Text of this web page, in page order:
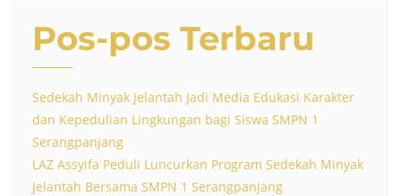
Pos-pos Terbaru
Sedekah Minyak Jelantah Jadi Media Edukasi Karakter
dan Kepedulian Lingkungan bagi Siswa SMPN 1
Serangpanjang
LAZ Assyifa Peduli Luncurkan Program Sedekah Minyak
Jelantah Bersama SMPN 1 Serangpanjang